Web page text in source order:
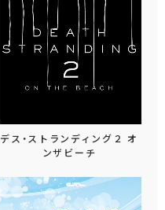
デス・ストランディング２ オ
ンザビーチ